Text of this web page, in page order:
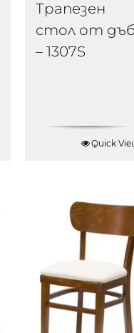
Трапезен
стол от дъб
– 1307S
Quick